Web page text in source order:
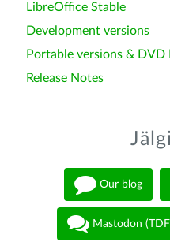
LibreOffice Stable
Development versions
Portable versions & DVD
Release Notes
Our blog
Mastodon